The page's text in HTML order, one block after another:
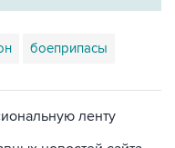
боеприпасы
новостей сайта
в официальном